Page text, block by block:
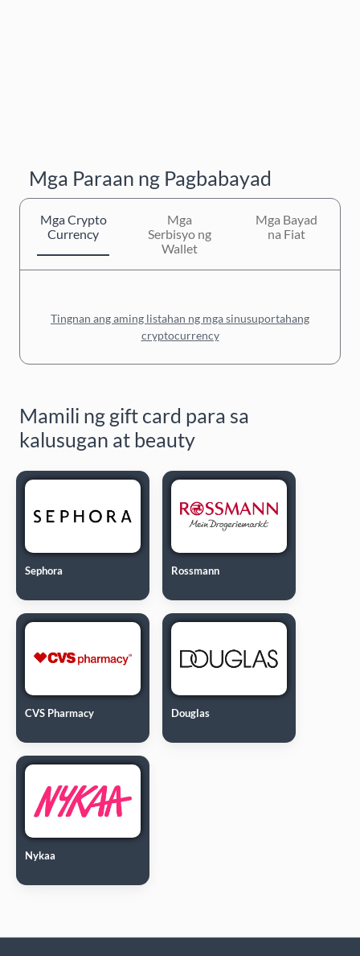
Mga Paraan ng Pagbabayad
Mga Crypto
Currency
Mga
Serbisyo ng
Wallet
Mga Bayad
na Fiat
Tingnan ang aming listahan ng mga sinusuportahang
cryptocurrency
Mamili ng gift card para sa
kalusugan at beauty
Sephora Rossmann
CVS Pharmacy Douglas
Nykaa